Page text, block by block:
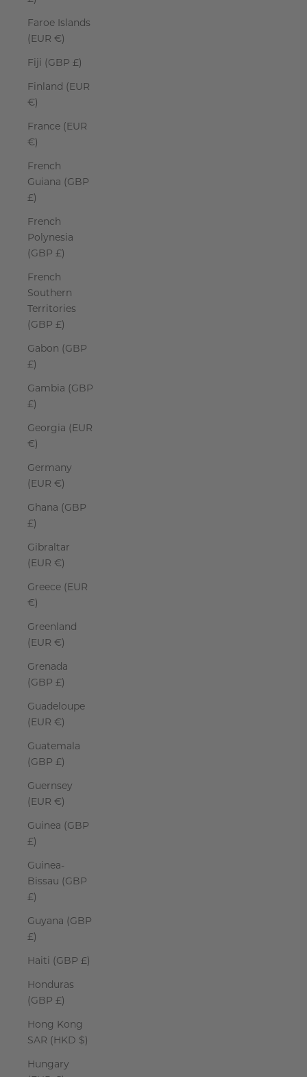
Faroe Islands
(EUR €)
Fiji (GBP £)
Finland (EUR
€)
France (EUR
€)
French
Guiana (GBP
£)
French
Polynesia
(GBP £)
French
Southern
Territories
(GBP £)
Gabon (GBP
£)
Gambia (GBP
£)
Georgia (EUR
€)
Germany
(EUR €)
Ghana (GBP
£)
Gibraltar
(EUR €)
Greece (EUR
€)
Greenland
(EUR €)
Grenada
(GBP £)
Guadeloupe
(EUR €)
Guatemala
(GBP £)
Guernsey
(EUR €)
Guinea (GBP
£)
Guinea-
Bissau (GBP
£)
Guyana (GBP
£)
Haiti (GBP £)
Honduras
(GBP £)
Hong Kong
SAR (HKD $)
Hungary